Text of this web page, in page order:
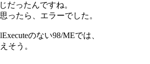
だったんですね。
ったら、エラーでした。
のない98/MEでは、
そう。